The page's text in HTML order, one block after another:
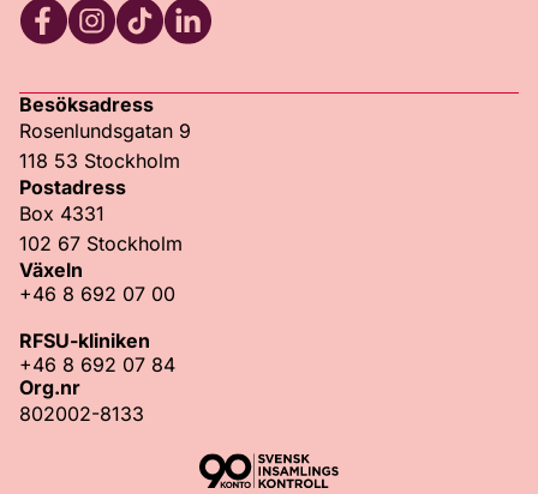
Besöksadress
Rosenlundsgatan 9
118 53 Stockholm
Postadress
Box 4331
102 67 Stockholm
Växeln
+46 8 692 07 00
RFSU-kliniken
+46 8 692 07 84
Org.nr
802002-8133